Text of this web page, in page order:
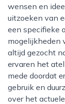
wensen en
uitzoeken van
een specifieke
mogelijkheden
altijd gezocht
ervaren het
mede doordat
gebruik en
over het